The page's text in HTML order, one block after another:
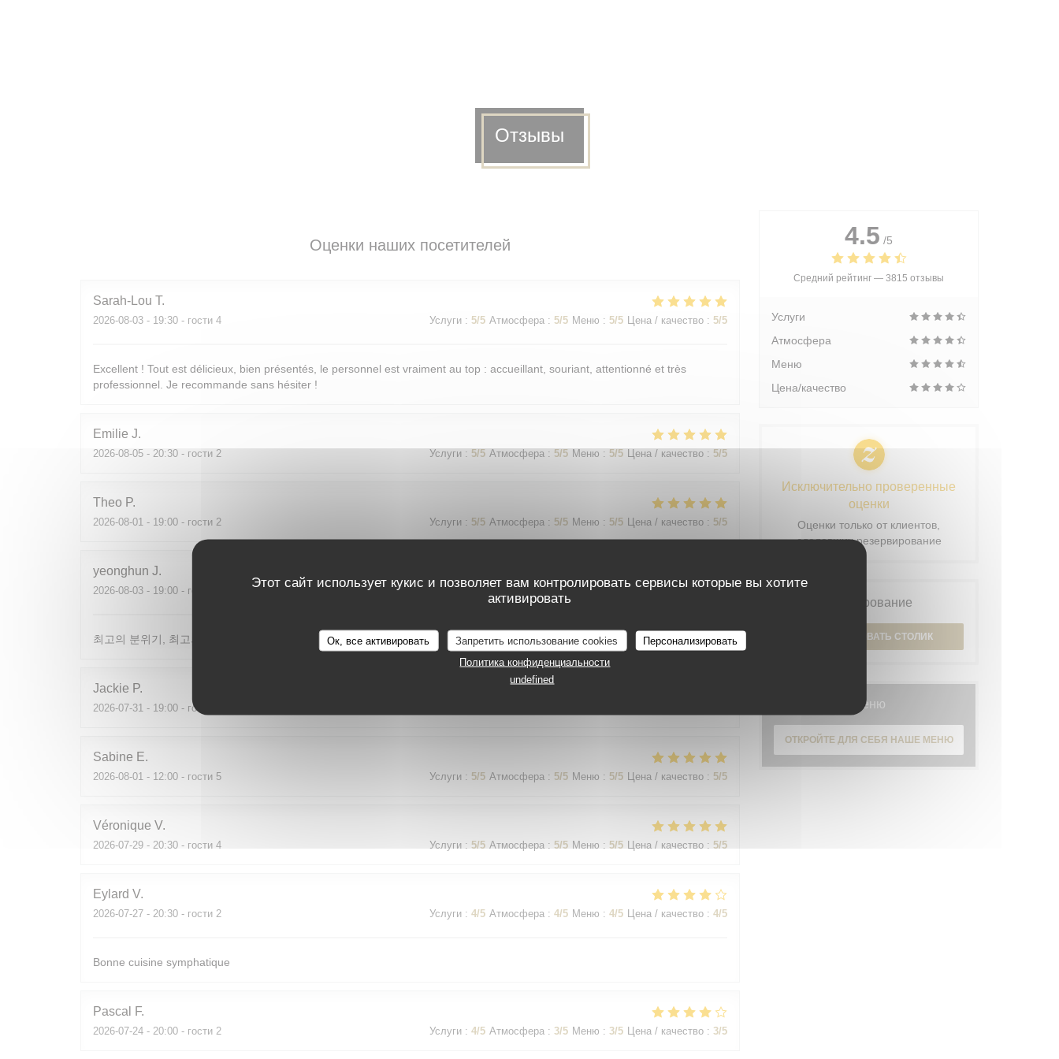
Этот сайт использует кукис и позволяет вам контролировать сервисы которые вы хотите
активировать
Ок, все активировать Запретить использование cookies
Персонализировать
Политика конфиденциальности
undefined
Отзывы
Оценки наших посетителей
Sarah-Lou T
2026-08-03 - 19:30 - гости 4 Услуги : 5/5 Атмосфера : 5/5 Меню : 5/5 Цена / качество : 5/5
Excellent ! Tout est délicieux, bien présentés, le personnel est vraiment au top : accueillant, souriant, attentionné et très
professionnel. Je recommande sans hésiter !
Emilie J
2026-08-05 - 20:30 - гости 2 Услуги : 5/5 Атмосфера : 5/5 Меню : 5/5 Цена / качество : 5/5
Theo P
2026-08-01 - 19:00 - гости 2 Услуги : 5/5 Атмосфера : 5/5 Меню : 5/5 Цена / качество : 5/5
yeonghun J
2026-08-03 - 19:00 - гости 4 Услуги: 5 /5 Атмосфера: 5 /5 Меню: 5/5 Цена / качество : 5/5
최고의 분위기, 최고의 맛, 프랑스어가 서툴지만 서버가 친절함
Jackie P
2026-07-31 - 19:00 - гости 2
Sabine E
2026-08-01 - 12:00 - гости 5 Услуги : 5/5 Атмосфера : 5/5 Меню : 5/5 Цена / качество : 5/5
Véronique V
2026-07-29 - 20:30 - гости 4 Услуги : 5/5 Атмосфера : 5/5 Меню : 5/5 Цена / качество : 5/5
Eylard V
2026-07-27 - 20:30 - гости 2 Услуги : 4/5 Атмосфера : 4/5 Меню : 4/5 Цена / качество : 4/5
Bonne cuisine symphatique
Pascal F
2026-07-24 - 20:00 - гости 2 Услуги : 4/5 Атмосфера : 3/5 Меню : 3/5 Цена / качество : 3/5
4.5 /5
Средний рейтинг — 3815 отзывы
Услуги
Атмосфера
Меню
Цена/качество
Исключительно проверенные
оценки
Оценки только от клиентов,
сделавших резервирование
Бронирование
ЗАБРОНИРОВАТЬ СТОЛИК
Меню
ОТКРОЙТЕ ДЛЯ СЕБЯ НАШЕ МЕНЮ